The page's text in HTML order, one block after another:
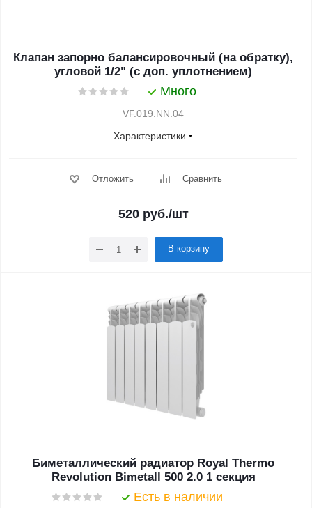
Клапан запорно балансировочный (на обратку),
угловой 1/2" (с доп. уплотнением)
Много
VF.019.NN.04
Характеристики
Отложить Сравнить
520 руб./шт
В корзину
Биметаллический радиатор Royal Thermo
Revolution Bimetall 500 2.0 1 секция
Есть в наличии